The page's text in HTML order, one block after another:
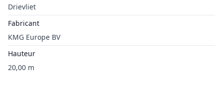
Drievliet
Fabricant
KMG Europe BV
Hauteur
20,00 m